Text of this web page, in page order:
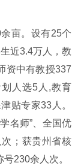
亩。设有25个
近3.4万人，教
资中有教授337
人选5人,教育
贴专家33人。
名师”、全国优
；获贵州省核
230余人次。